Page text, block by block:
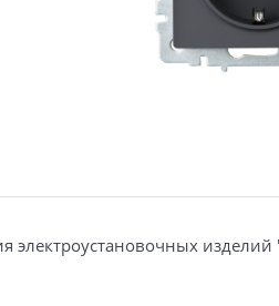
электроустановочных